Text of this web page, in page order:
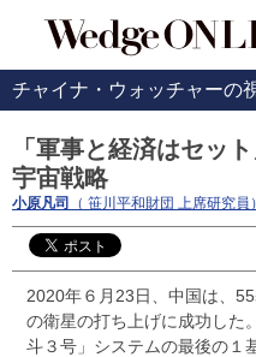
チャイナ・ウォッチャーの
「軍事と経済はセッ
宇宙戦略
小原凡司 （ 笹川平和財団 上席研究員）
2020年６月23日、中国は、
の衛星の打ち上げに成功した
斗３号」システムの最後の１